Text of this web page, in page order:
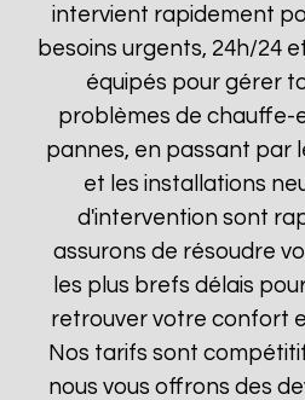
intervient rapidement
besoins urgents, 24h/24
équipés pour gérer
problèmes de chauffe-
pannes, en passant par
et les installations
d'intervention sont
assurons de résoudre
les plus brefs délais
retrouver votre confort
Nos tarifs sont
nous vous offrons des